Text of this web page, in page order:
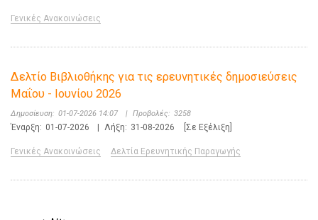
Γενικές Ανακοινώσεις
Δελτίο Βιβλιοθήκης για τις ερευνητικές δημοσιεύσεις
Μαΐου - Ιουνίου 2026
Δημοσίευση: 01-07-2026 14:07 | Προβολές: 3258
Έναρξη: 01-07-2026 Λήξη: 31-08-2026 [Σε Εξέλιξη]
Γενικές Ανακοινώσεις Δελτία Ερευνητικής Παραγωγής